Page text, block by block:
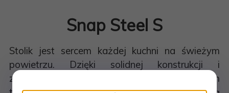
Snap Steel S
Stolik jest sercem każdej kuchni na świeżym
powietrzu. Dzięki solidnej konstrukcji i
zaskakująco lekkiego designu jest idealnym